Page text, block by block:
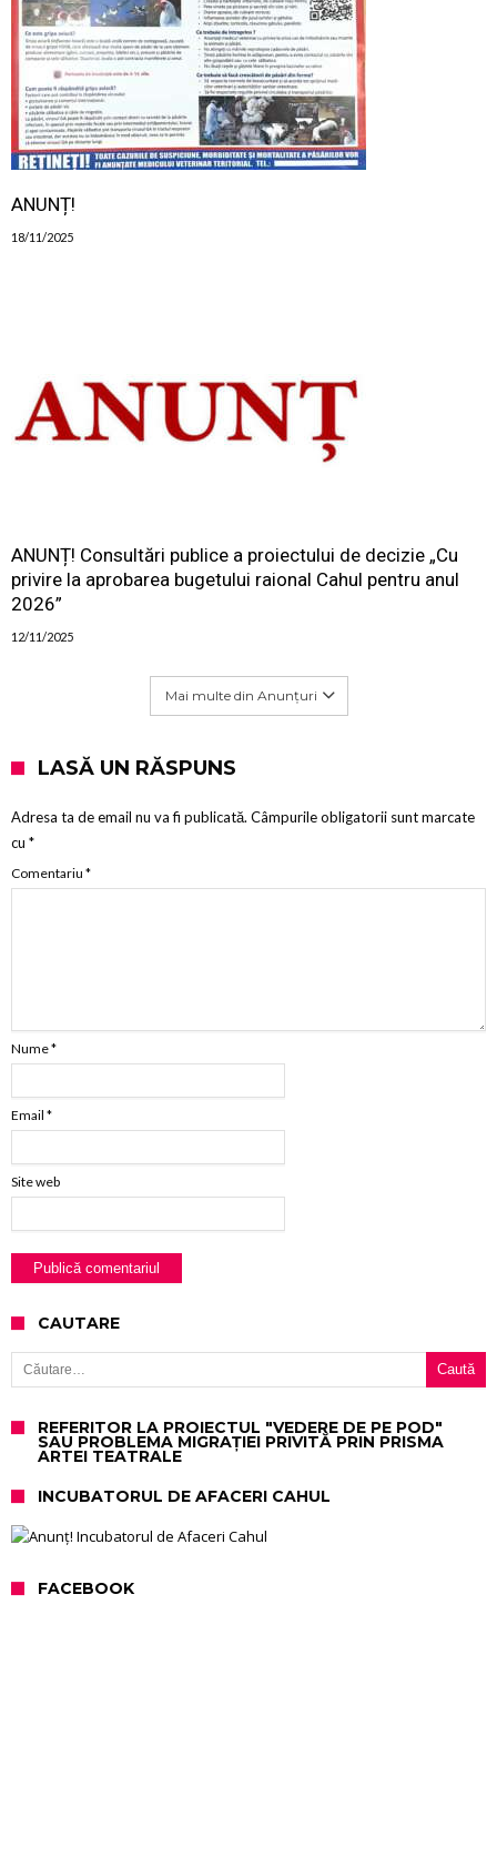
ANUNȚ!
18/11/2025
ANUNȚ! Consultări publice a proiectului de decizie „Cu
privire la aprobarea bugetului raional Cahul pentru anul
2026”
12/11/2025
Mai multe din Anunțuri
LASĂ UN RĂSPUNS
Adresa ta de email nu va fi publicată. Câmpurile obligatorii sunt marcate
cu *
Comentariu *
Nume*
Email *
Site web
CAUTARE
Caută după:
REFERITOR LA PROIECTUL "VEDERE DE PE POD"
SAU PROBLEMA MIGRAȚIEI PRIVITĂ PRIN PRISMA
ARTEI TEATRALE
INCUBATORUL DE AFACERI CAHUL
FACEBOOK